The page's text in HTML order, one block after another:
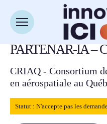
Ouvrir
la
du
site
Retour à la liste des
PARTENAR-IA –
CRIAQ - Consortium
en aérospatiale au
Statut : N'accepte pas les